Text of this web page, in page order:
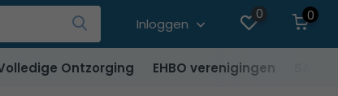
Inloggen
0
0
Ontzorging EHBO verenigingen